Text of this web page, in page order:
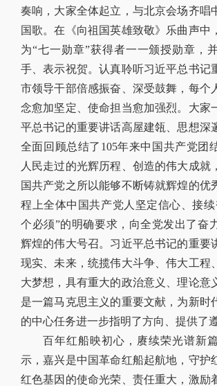
奏响，大家全体起立，与北京会场齐唱
国歌。在《向祖国英雄致敬》乐曲声中
为“七一勋章”获得者一一颁授勋章，
手、表示祝贺。认真聆听习近平总书记
市领导干部倍感振奋、深受鼓舞，每个
念愈加坚定、使命担当愈加强烈。大家
平总书记的重要讲话高屋建瓴、思想深
全面回顾总结了105年来中国共产党团
人民走过的光辉历程、创造的伟大成就
国共产党之所以能够不断铸就辉煌的优
程上全体中国共产党人坚定信心、接
个必须”的明确要求，向全党发出了奋
辉煌的伟大号召。习近平总书记的重要
现实、未来，统揽伟大斗争、伟大工程
大梦想，具有重大的政治意义、理论意
是一篇马克思主义的重要文献，为新时
的中心任务进一步指明了方向、提供了遵
百年红船映初心，赓续荣光谱新
示，嘉兴是中国革命红船起航地，守护
红色基因的使命光荣、责任重大，激励